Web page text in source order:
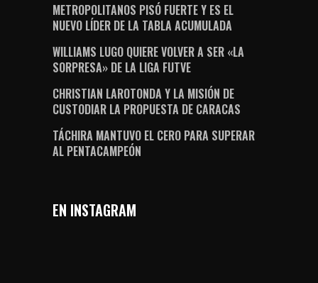
METROPOLITANOS PISÓ FUERTE Y ES EL
NUEVO LÍDER DE LA TABLA ACUMULADA
WILLIAMS LUGO QUIERE VOLVER A SER «LA
SORPRESA» DE LA LIGA FUTVE
CHRISTIAN LAROTONDA Y LA MISIÓN DE
CUSTODIAR LA PROPUESTA DE CARACAS
TÁCHIRA MANTUVO EL CERO PARA SUPERAR
AL PENTACAMPEÓN
EN INSTAGRAM